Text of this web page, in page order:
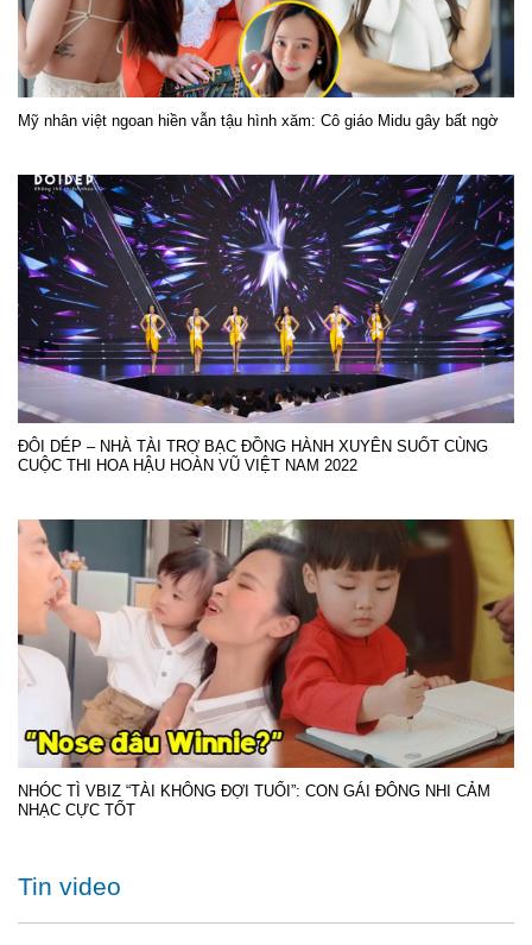
Mỹ nhân việt ngoan hiền vẫn tậu hình xăm: Cô giáo Midu gây bất ngờ
ĐÔI DÉP – NHÀ TÀI TRỢ BẠC ĐỒNG HÀNH XUYÊN SUỐT CÙNG
CUỘC THI HOA HẬU HOÀN VŨ VIỆT NAM 2022
NHÓC TÌ VBIZ “TÀI KHÔNG ĐỢI TUỔI”: CON GÁI ĐÔNG NHI CẢM
NHẠC CỰC TỐT
Tin video